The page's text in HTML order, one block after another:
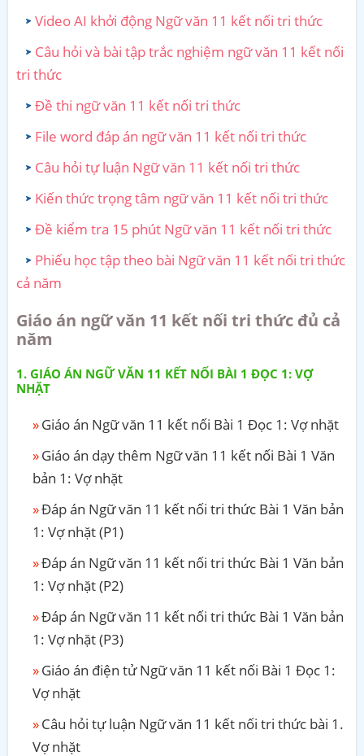
Video AI khởi động Ngữ văn 11 kết nối tri thức
Câu hỏi và bài tập trắc nghiệm ngữ văn 11 kết nối
tri thức
Đề thi ngữ văn 11 kết nối tri thức
File word đáp án ngữ văn 11 kết nối tri thức
Câu hỏi tự luận Ngữ văn 11 kết nối tri thức
Kiến thức trọng tâm ngữ văn 11 kết nối tri thức
Đề kiểm tra 15 phút Ngữ văn 11 kết nối tri thức
Phiếu học tập theo bài Ngữ văn 11 kết nối tri thức
cả năm
Giáo án ngữ văn 11 kết nối tri thức đủ cả
năm
GIÁO ÁN NGỮ VĂN 11 KẾT NỐI BÀI 1 ĐỌC 1: VỢ
NHẶT
Giáo án Ngữ văn 11 kết nối Bài 1 Đọc 1: Vợ nhặt
Giáo án dạy thêm Ngữ văn 11 kết nối Bài 1 Văn
bản 1: Vợ nhặt
Đáp án Ngữ văn 11 kết nối tri thức Bài 1 Văn bản
1: Vợ nhặt (P1)
Đáp án Ngữ văn 11 kết nối tri thức Bài 1 Văn bản
1: Vợ nhặt (P2)
Đáp án Ngữ văn 11 kết nối tri thức Bài 1 Văn bản
1: Vợ nhặt (P3)
Giáo án điện tử Ngữ văn 11 kết nối Bài 1 Đọc 1:
Vợ nhặt
Câu hỏi tự luận Ngữ văn 11 kết nối tri thức bài 1.
Vợ nhặt